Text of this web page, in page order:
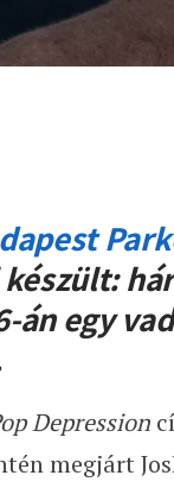
Pop új
án egy
Depression
megjárt